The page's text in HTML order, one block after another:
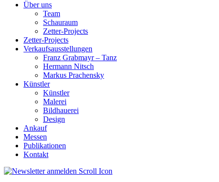
Über uns
Team
Schauraum
Zetter-Projects
Zetter-Projects
Verkaufsausstellungen
Franz Grabmayr – Tanz
Hermann Nitsch
Markus Prachensky
Künstler
Künstler
Malerei
Bildhauerei
Design
Ankauf
Messen
Publikationen
Kontakt